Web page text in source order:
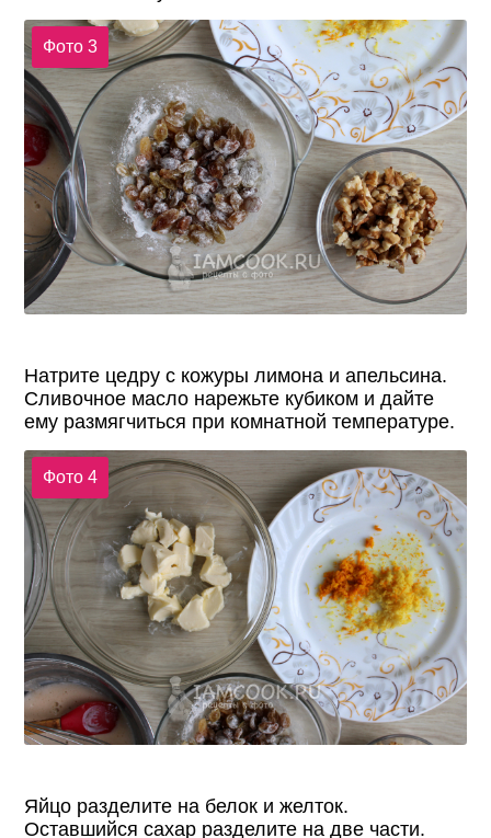
Фото 3
Натрите цедру с кожуры лимона и апельсина.
Сливочное масло нарежьте кубиком и дайте
ему размягчиться при комнатной температуре.
Фото 4
Яйцо разделите на белок и желток.
Оставшийся сахар разделите на две части.